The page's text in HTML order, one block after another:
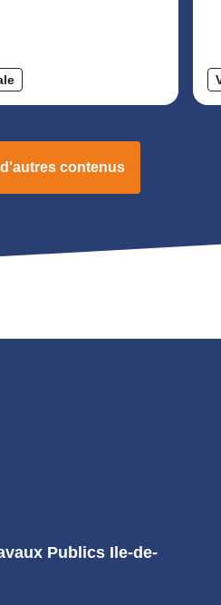
contenus
Publics Ile-de-